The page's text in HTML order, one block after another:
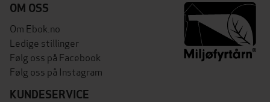
OM OSS
Om Ebok.no
Ledige stillinger
Følg oss på Facebook
Følg oss på Instagram
KUNDESERVICE